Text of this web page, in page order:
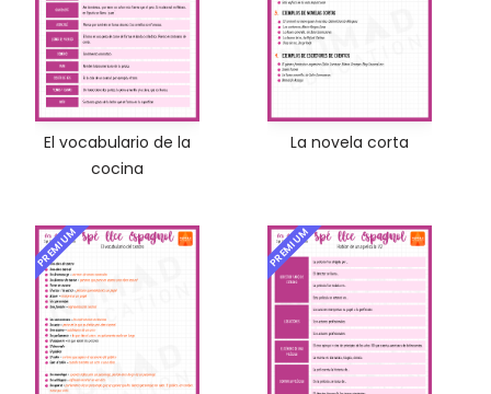
El vocabulario de la
cocina
La novela corta
PREMIUM PREMIUM